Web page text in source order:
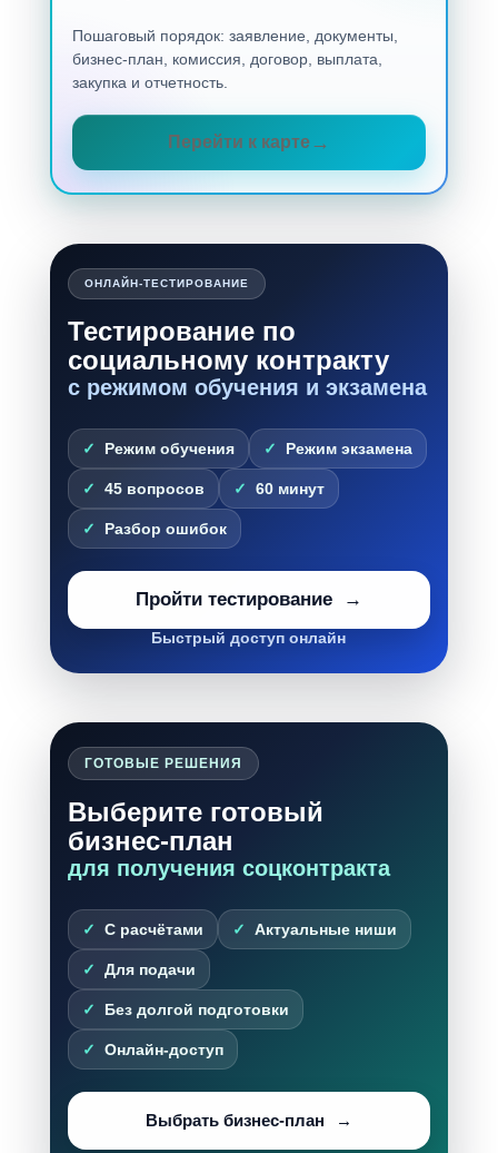
Пошаговый порядок: заявление, документы,
бизнес-план, комиссия, договор, выплата,
закупка и отчетность.
Перейти к карте
ОНЛАЙН-ТЕСТИРОВАНИЕ
Тестирование по
социальному контракту
с режимом обучения и экзамена
Режим обучения Режим экзамена
45 вопросов 60 минут
Разбор ошибок
Пройти тестирование
Быстрый доступ онлайн
ГОТОВЫЕ РЕШЕНИЯ
Выберите готовый
бизнес-план
для получения соцконтракта
С расчётами Актуальные ниши
Для подачи
Без долгой подготовки
Онлайн-доступ
Выбрать бизнес-план